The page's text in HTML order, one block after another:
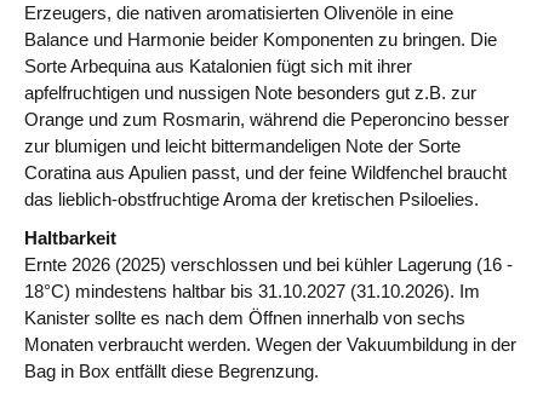
Erzeugers, die nativen aromatisierten Olivenöle in eine
Balance und Harmonie beider Komponenten zu bringen. Die
Sorte Arbequina aus Katalonien fügt sich mit ihrer
apfelfruchtigen und nussigen Note besonders gut z.B. zur
Orange und zum Rosmarin, während die Peperoncino besser
zur blumigen und leicht bittermandeligen Note der Sorte
Coratina aus Apulien passt, und der feine Wildfenchel braucht
das lieblich-obstfruchtige Aroma der kretischen Psiloelies.
Haltbarkeit
Ernte 2026 (2025) verschlossen und bei kühler Lagerung (16 -
18°C) mindestens haltbar bis 31.10.2027 (31.10.2026). Im
Kanister sollte es nach dem Öffnen innerhalb von sechs
Monaten verbraucht werden. Wegen der Vakuumbildung in der
Bag in Box entfällt diese Begrenzung.